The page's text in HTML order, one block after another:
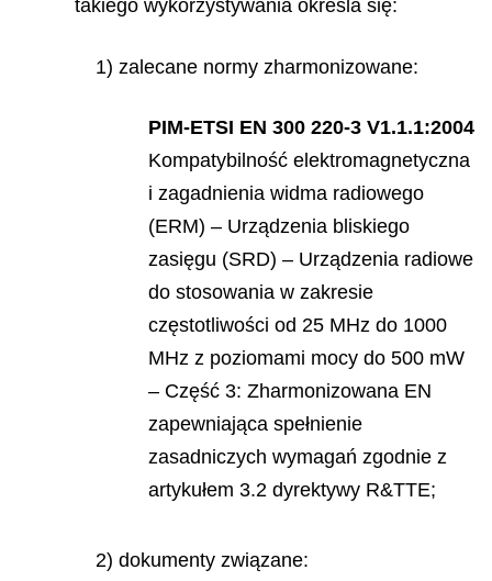
takiego wykorzystywania określa się:
1) zalecane normy zharmonizowane:
PIM-ETSI EN 300 220-3 V1.1.1:2004
Kompatybilność elektromagnetyczna
i zagadnienia widma radiowego
(ERM) – Urządzenia bliskiego
zasięgu (SRD) – Urządzenia radiowe
do stosowania w zakresie
częstotliwości od 25 MHz do 1000
MHz z poziomami mocy do 500 mW
– Część 3: Zharmonizowana EN
zapewniająca spełnienie
zasadniczych wymagań zgodnie z
artykułem 3.2 dyrektywy R&TTE;
2) dokumenty związane: